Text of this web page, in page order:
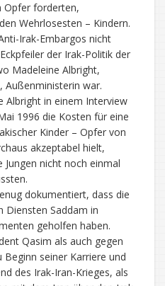
Opfer forderten,
Wehrlosesten – Kindern.
Irak-Embargos nicht
der Irak-Politik der
Madeleine Albright,
Außenministerin war.
Albright in einem Interview
1996 die Kosten für eine
Kinder – Opfer von
akzeptabel hielt,
nicht noch einmal
dokumentiert, dass die
Diensten Saddam in
geholfen haben.
Qasim als auch gegen
seiner Karriere und
des Irak-Iran-Krieges, als